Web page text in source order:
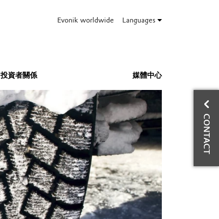
Evonik worldwide Languages
投資者關係 媒體中心
CONTACT
與
資